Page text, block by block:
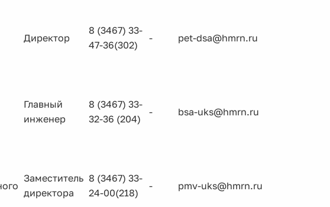
Директор
8 (3467) 33-
47-36(302)
- pet-dsa@hmrn.ru
Главный
инженер
8 (3467) 33-
32-36 (204)
- bsa-uks@hmrn.ru
Заместитель
директора
8 (3467) 33-
24-00(218)
- pmv-uks@hmrn.ru